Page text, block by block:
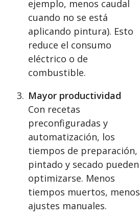
ejemplo, menos caudal
cuando no se está
aplicando pintura). Esto
reduce el consumo
eléctrico o de
combustible.
Mayor productividad
Con recetas
preconfiguradas y
automatización, los
tiempos de preparación,
pintado y secado pueden
optimizarse. Menos
tiempos muertos, menos
ajustes manuales.